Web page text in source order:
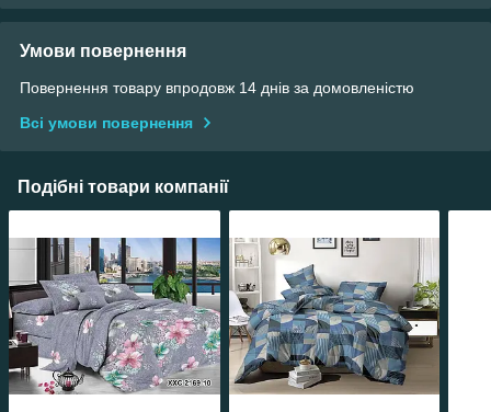
Умови повернення
Повернення товару впродовж 14 днів за домовленістю
Всі умови повернення
Подібні товари компанії